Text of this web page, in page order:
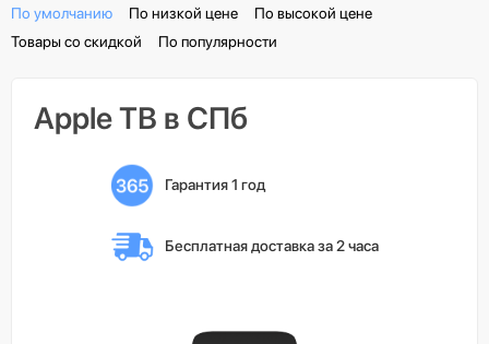
По умолчанию
По низкой цене
По высокой цене
Товары со скидкой
По популярности
Apple ТВ в СПб
Гарантия 1 год
Бесплатная доставка за 2 часа